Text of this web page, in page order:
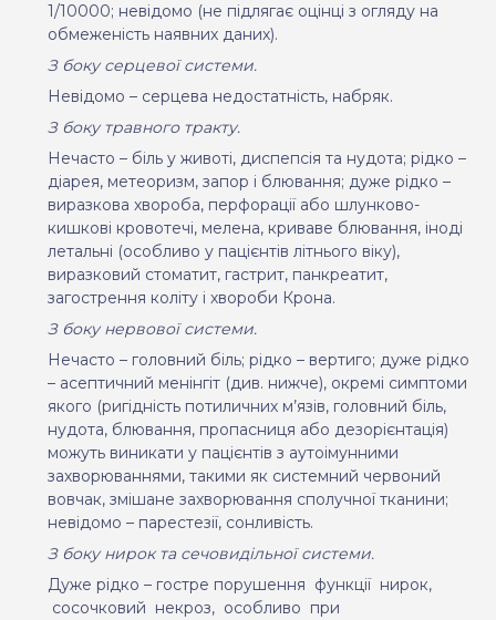
1/10000; невідомо (не підлягає оцінці з огляду на
обмеженість наявних даних).
З боку серцевої системи.
Невідомо – серцева недостатність, набряк.
З боку травного тракту.
Нечасто – біль у животі, диспепсія та нудота; рідко –
діарея, метеоризм, запор і блювання; дуже рідко –
виразкова хвороба, перфорації або шлунково-
кишкові кровотечі, мелена, криваве блювання, іноді
летальні (особливо у пацієнтів літнього віку),
виразковий стоматит, гастрит, панкреатит,
загострення коліту і хвороби Крона.
З боку нервової системи.
Нечасто – головний біль; рідко – вертиго; дуже рідко
– асептичний менінгіт (див. нижче), окремі симптоми
якого (ригідність потиличних м’язів, головний біль,
нудота, блювання, пропасниця або дезорієнтація)
можуть виникати у пацієнтів з аутоімунними
захворюваннями, такими як системний червоний
вовчак, змішане захворювання сполучної тканини;
невідомо – парестезії, сонливість.
З боку нирок та сечовидільної системи.
Дуже рідко – гостре порушення функції нирок,
сосочковий некроз, особливо при